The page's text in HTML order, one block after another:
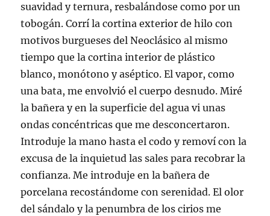
suavidad y ternura, resbalándose como por un
tobogán. Corrí la cortina exterior de hilo con
motivos burgueses del Neoclásico al mismo
tiempo que la cortina interior de plástico
blanco, monótono y aséptico. El vapor, como
una bata, me envolvió el cuerpo desnudo. Miré
la bañera y en la superficie del agua vi unas
ondas concéntricas que me desconcertaron.
Introduje la mano hasta el codo y removí con la
excusa de la inquietud las sales para recobrar la
confianza. Me introduje en la bañera de
porcelana recostándome con serenidad. El olor
del sándalo y la penumbra de los cirios me